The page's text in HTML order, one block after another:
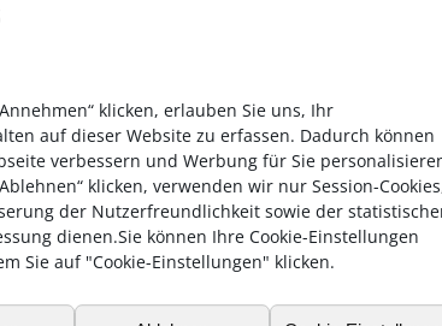
klicken, erlauben Sie uns, Ihr
auf dieser Website zu erfassen. Dadurch können
verbessern und Werbung für Sie
klicken, verwenden wir nur Session-
der Nutzerfreundlichkeit sowie der
dienen.Sie können Ihre Cookie-Einstellungen
Sie auf "Cookie-Einstellungen" klicken.